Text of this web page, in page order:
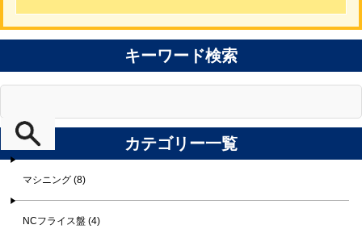
キーワード検索
カテゴリー一覧
マシニング (8)
NCフライス盤 (4)